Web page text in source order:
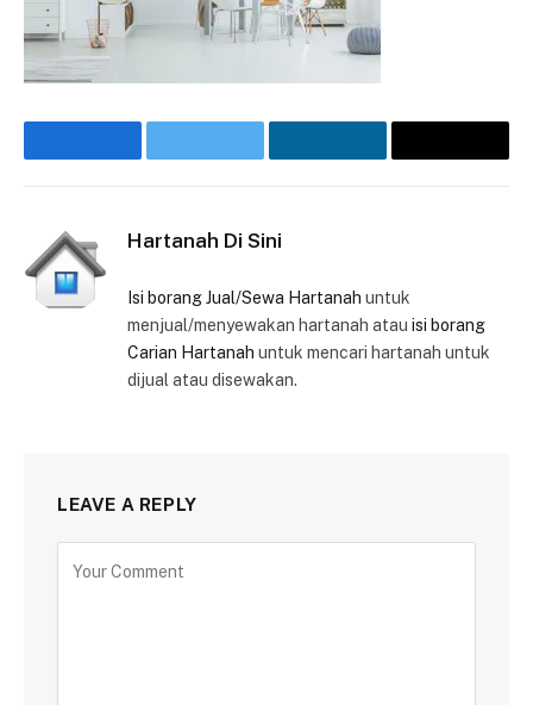
Facebook Twitter LinkedIn Email
Hartanah Di Sini
Isi borang Jual/Sewa Hartanah untuk
menjual/menyewakan hartanah atau isi borang
Carian Hartanah untuk mencari hartanah untuk
dijual atau disewakan.
LEAVE A REPLY